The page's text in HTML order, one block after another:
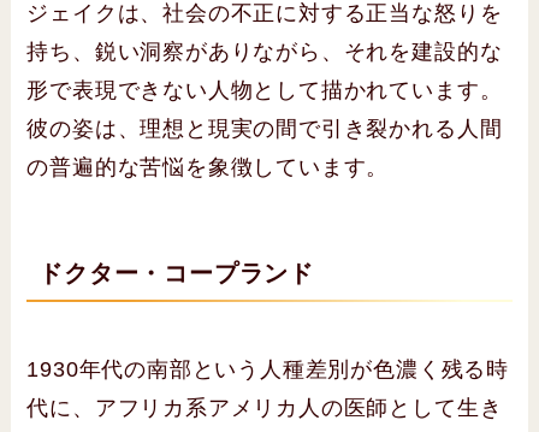
ジェイクは、社会の不正に対する正当な怒りを
持ち、鋭い洞察がありながら、それを建設的な
形で表現できない人物として描かれています。
彼の姿は、理想と現実の間で引き裂かれる人間
の普遍的な苦悩を象徴しています。
ドクター・コープランド
1930年代の南部という人種差別が色濃く残る時
代に、アフリカ系アメリカ人の医師として生き